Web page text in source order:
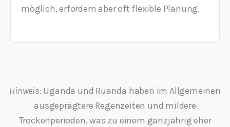
möglich, erfordern aber oft flexible Planung.
Hinweis:Uganda und Ruanda haben im Allgemeinen
ausgeprägtere Regenzeiten und mildere
Trockenperioden, was zu einem ganzjährig eher